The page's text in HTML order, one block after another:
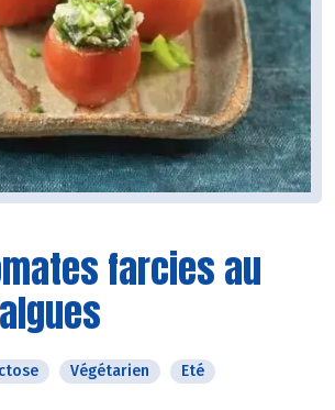
farcies au
Végétarien Eté